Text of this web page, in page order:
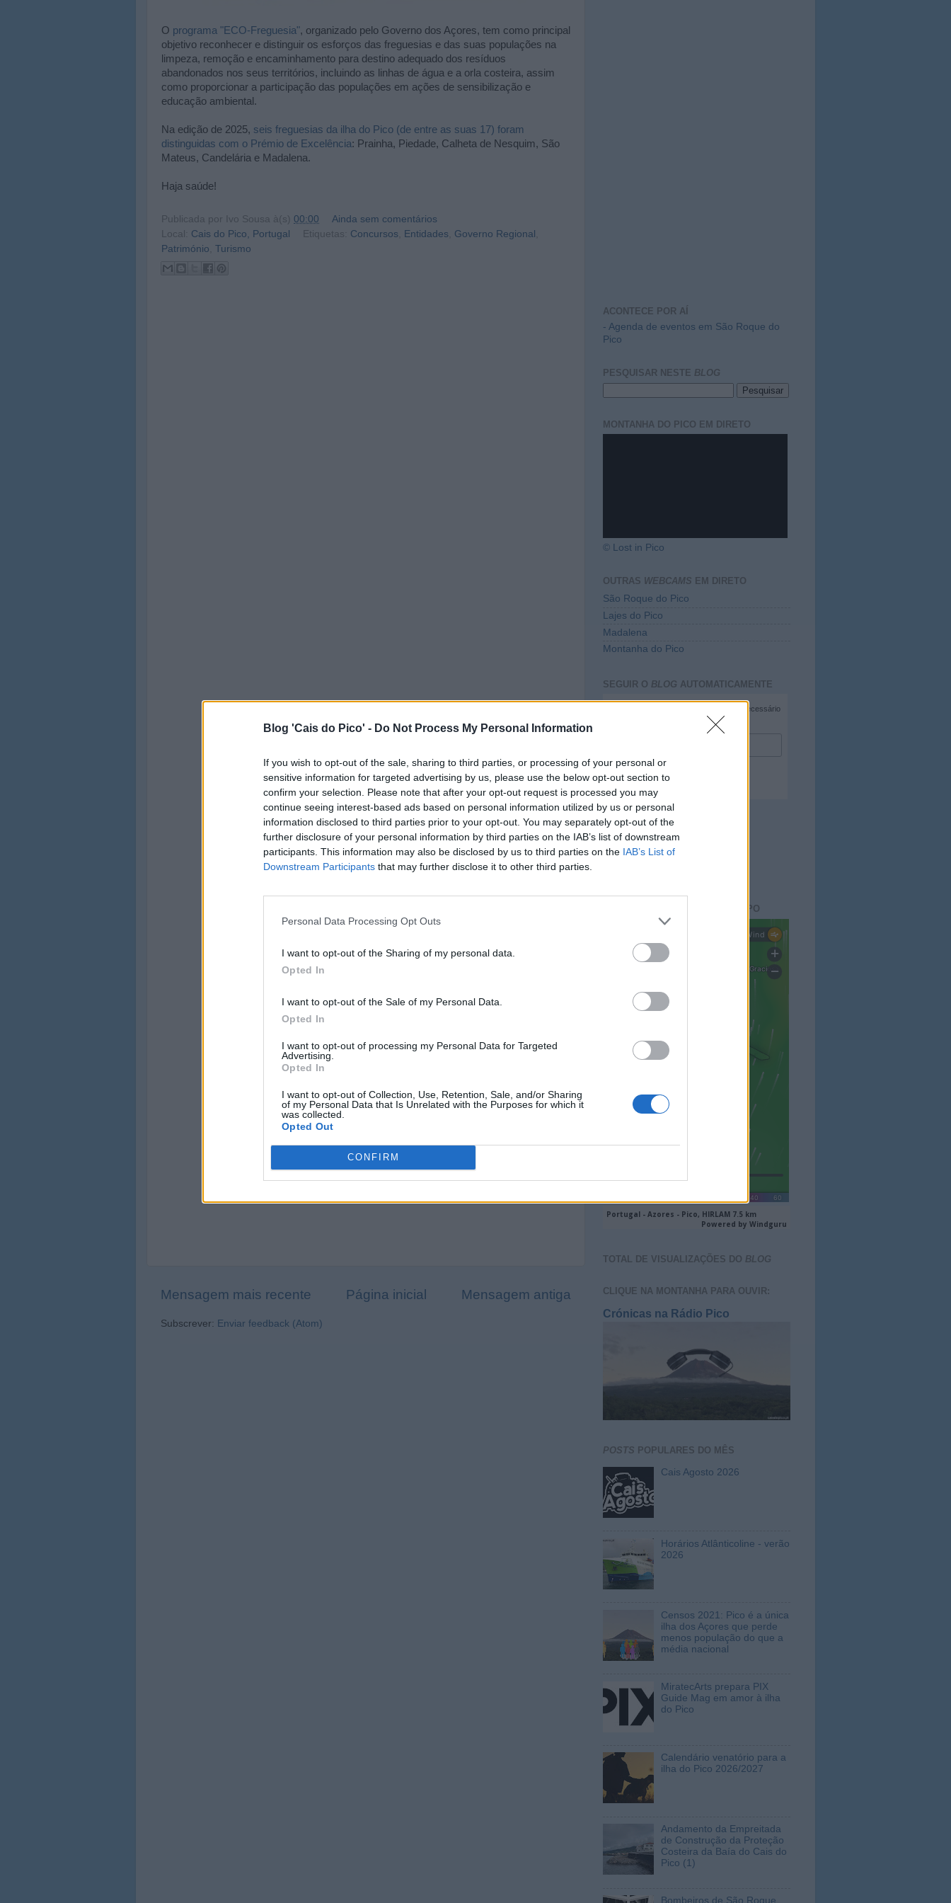
Blog 'Cais do Pico' - Do Not Process My Personal Information
If you wish to opt-out of the sale, sharing to third parties, or processing of your personal or
sensitive information for targeted advertising by us, please use the below opt-out section to
confirm your selection. Please note that after your opt-out request is processed you may
continue seeing interest-based ads based on personal information utilized by us or personal
information disclosed to third parties prior to your opt-out. You may separately opt-out of the
further disclosure of your personal information by third parties on the IAB’s list of downstream
participants. This information may also be disclosed by us to third parties on the IAB’s List of
Downstream Participants that may further disclose it to other third parties.
Personal Data Processing Opt Outs
I want to opt-out of the Sharing of my personal data.
Opted In
I want to opt-out of the Sale of my Personal Data.
Opted In
I want to opt-out of processing my Personal Data for Targeted
Advertising.
Opted In
I want to opt-out of Collection, Use, Retention, Sale, and/or Sharing
of my Personal Data that Is Unrelated with the Purposes for which it
was collected.
Opted Out
CONFIRM
O programa "ECO-Freguesia", organizado pelo Governo dos Açores, tem como principal
objetivo reconhecer e distinguir os esforços das freguesias e das suas populações na
limpeza, remoção e encaminhamento para destino adequado dos resíduos
abandonados nos seus territórios, incluindo as linhas de água e a orla costeira, assim
como proporcionar a participação das populações em ações de sensibilização e
educação ambiental.
Na edição de 2025, seis freguesias da ilha do Pico (de entre as suas 17) foram
distinguidas com o Prémio de Excelência: Prainha, Piedade, Calheta de Nesquim, São
Mateus, Candelária e Madalena.
Haja saúde!
Publicada por Ivo Sousa à(s) 00:00
Ainda sem comentários
Local: Cais do Pico, Portugal Etiquetas: Concursos Entidades Governo Regional
Património Turismo
Mensagem mais recente Mensagem antiga
Página inicial
Subscrever: Enviar feedback (Atom)
ACONTECE POR AÍ
- Agenda de eventos em São Roque do
Pico
PESQUISAR NESTE BLOG
MONTANHA DO PICO EM DIRETO
© Lost in Pico
OUTRAS WEBCAMS EM DIRETO
São Roque do Pico
Lajes do Pico
Madalena
Montanha do Pico
SEGUIR O BLOG AUTOMATICAMENTE
campo necessário
PREVISÃO DO ESTADO DO TEMPO
TOTAL DE VISUALIZAÇÕES DO BLOG
CLIQUE NA MONTANHA PARA OUVIR:
Crónicas na Rádio Pico
POSTS POPULARES DO MÊS
Cais Agosto 2026
Horários Atlânticoline - verão
2026
Censos 2021: Pico é a única
ilha dos Açores que perde
menos população do que a
média nacional
MiratecArts prepara PIX
Guide Mag em amor à ilha
do Pico
Calendário venatório para a
ilha do Pico 2026/2027
Andamento da Empreitada
de Construção da Proteção
Costeira da Baía do Cais do
Pico (1)
Bombeiros de São Roque